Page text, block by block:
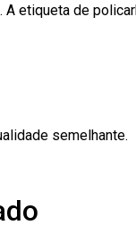
etiqueta de
semelhante.